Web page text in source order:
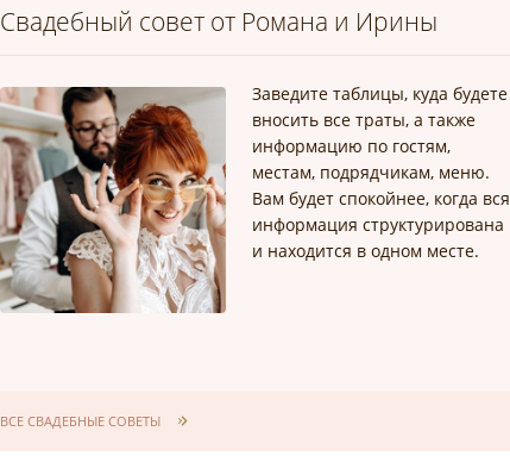
Свадебный совет от Романа и Ирины
Заведите таблицы, куда будете
вносить все траты, а также
информацию по гостям,
местам, подрядчикам, меню.
Вам будет спокойнее, когда вся
информация структурирована
и находится в одном месте.
ВСЕ СВАДЕБНЫЕ СОВЕТЫ